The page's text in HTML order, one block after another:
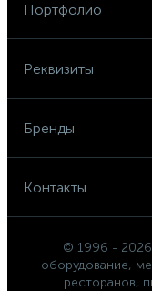
Портфолио
Реквизиты
Бренды
Контакты
© 1996 - 2026
оборудование,
ресторанов,